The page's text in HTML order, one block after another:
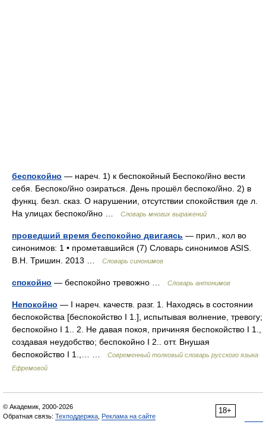
беспокойно — нареч. 1) к беспокойный Беспоко/йно вести
себя. Беспоко/йно озираться. День прошёл беспоко/йно. 2) в
функц. безл. сказ. О нарушении, отсутствии спокойствия где л.
На улицах беспоко/йно …
Словарь многих выражений
проведший время беспокойно двигаясь — прил., кол во
синонимов: 1 • прометавшийся (7) Словарь синонимов ASIS.
В.Н. Тришин. 2013 …
Словарь синонимов
спокойно — беспокойно тревожно … Словарь антонимов
Непокойно — I нареч. качеств. разг. 1. Находясь в состоянии
беспокойства [беспокойство I 1.], испытывая волнение, тревогу;
беспокойно I 1.. 2. Не давая покоя, причиняя беспокойство I 1.,
создавая неудобство; беспокойно I 2.. отт. Внушая
беспокойство I 1.,… …
Современный толковый словарь русского языка
Ефремовой
18+
© Академик, 2000-2026
Обратная связь: Техподдержка Реклама на сайте